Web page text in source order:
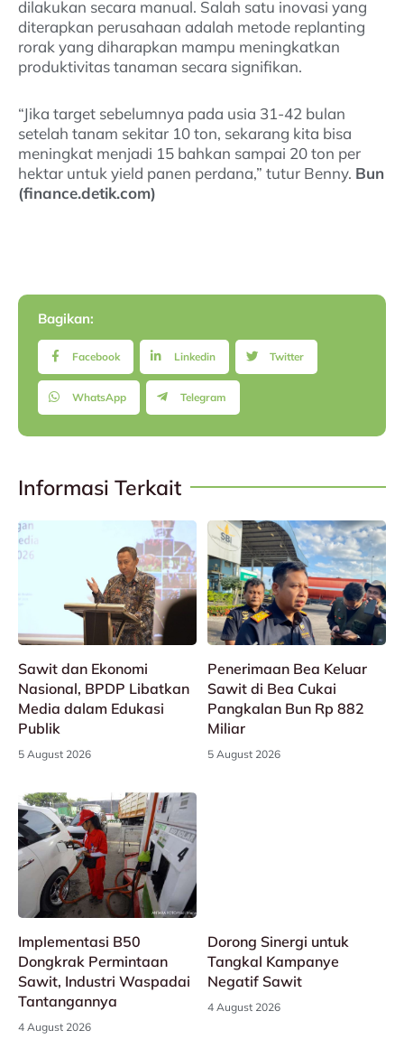
dilakukan secara manual. Salah satu inovasi yang
diterapkan perusahaan adalah metode replanting
rorak yang diharapkan mampu meningkatkan
produktivitas tanaman secara signifikan.
“Jika target sebelumnya pada usia 31-42 bulan
setelah tanam sekitar 10 ton, sekarang kita bisa
meningkat menjadi 15 bahkan sampai 20 ton per
hektar untuk yield panen perdana,” tutur Benny. Bun
(finance.detik.com)
Bagikan:
Facebook Linkedin Twitter
WhatsApp Telegram
Informasi Terkait
Sawit dan Ekonomi
Nasional, BPDP Libatkan
Media dalam Edukasi
Publik
5 August 2026
Penerimaan Bea Keluar
Sawit di Bea Cukai
Pangkalan Bun Rp 882
Miliar
5 August 2026
Implementasi B50
Dongkrak Permintaan
Sawit, Industri Waspadai
Tantangannya
4 August 2026
Dorong Sinergi untuk
Tangkal Kampanye
Negatif Sawit
4 August 2026